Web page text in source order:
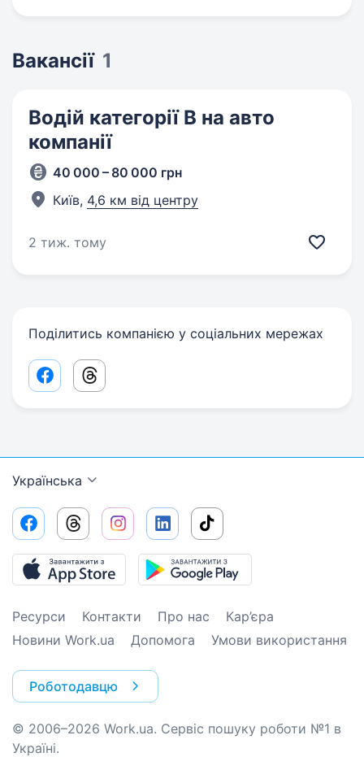
Вакансії 1
Водій категорії В на авто
компанії
40 000 – 80 000 грн
Київ, 4,6 км від центру
2 тиж. тому
Поділитись компанією у соціальних мережах
Facebook share link
Threads share link
Українська
Ресурси Контакти Про нас
Кар’єра
Новини Work.ua
Допомога Умови використання
Роботодавцю
© 2006–2026 Work.ua. Сервіс пошуку роботи №1 в
Україні.